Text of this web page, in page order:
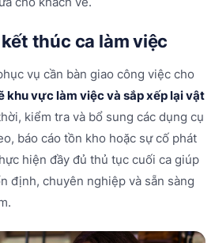
thúc ca làm việc
vụ cần bàn giao công việc cho
khu vực làm việc và sắp xếp lại vật
kiểm tra và bổ sung các dụng cụ
báo cáo tồn kho hoặc sự cố phát
hiện đầy đủ thủ tục cuối ca giúp
định, chuyên nghiệp và sẵn sàng